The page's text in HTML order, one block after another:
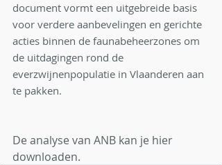
document vormt een uitgebreide basis
voor verdere aanbevelingen en gerichte
acties binnen de faunabeheerzones om
de uitdagingen rond de
everzwijnenpopulatie in Vlaanderen aan
te pakken.
De analyse van ANB kan je hier
downloaden.